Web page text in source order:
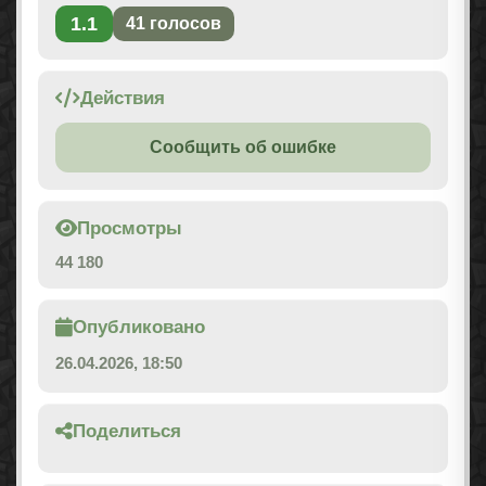
1.1 41 голосов
Действия
Сообщить об ошибке
Просмотры
44 180
Опубликовано
26.04.2026, 18:50
Поделиться